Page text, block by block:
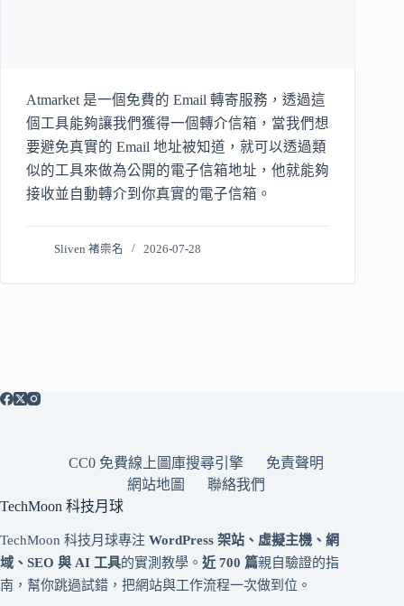
Atmarket 是一個免費的 Email 轉寄服務，透過這
個工具能夠讓我們獲得一個轉介信箱，當我們想
要避免真實的 Email 地址被知道，就可以透過類
似的工具來做為公開的電子信箱地址，他就能夠
接收並自動轉介到你真實的電子信箱。
Sliven 褚崇名 2026-07-28
CC0 免費線上圖庫搜尋引擎
免責聲明
網站地圖
聯絡我們
TechMoon 科技月球
TechMoon 科技月球專注 WordPress 架站、虛擬主機、網
域、SEO 與 AI 工具的實測教學。 近 700 篇親自驗證的指
南，幫你跳過試錯，把網站與工作流程一次做到位。